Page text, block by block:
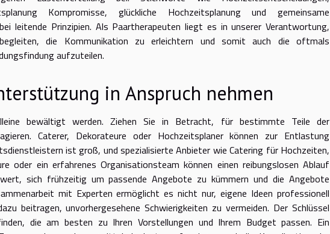
Kompromisse, glückliche Hochzeitsplanung und gemeinsame
leitende Prinzipien. Als Paartherapeuten liegt es in unserer Verantwortung,
die Kommunikation zu erleichtern und somit auch die oftmals
aufzuteilen.
in Anspruch nehmen
bewältigt werden. Ziehen Sie in Betracht, für bestimmte Teile der
Caterer, Dekorateure oder Hochzeitsplaner können zur Entlastung
ist groß, und spezialisierte Anbieter wie Catering für Hochzeiten,
oder ein erfahrenes Organisationsteam können einen reibungslosen Ablauf
sich frühzeitig um passende Angebote zu kümmern und die Angebote
mit Experten ermöglicht es nicht nur, eigene Ideen professionell
beitragen, unvorhergesehene Schwierigkeiten zu vermeiden. Der Schlüssel
die am besten zu Ihren Vorstellungen und Ihrem Budget passen. Ein